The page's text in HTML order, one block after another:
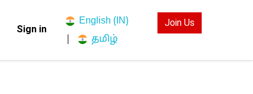
Sign in
English (IN)
தமிழ்
Join Us